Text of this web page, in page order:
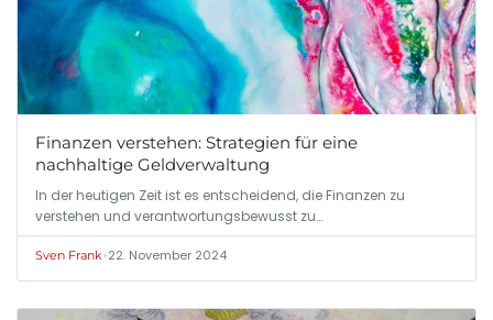
Finanzen verstehen: Strategien für eine
nachhaltige Geldverwaltung
In der heutigen Zeit ist es entscheidend, die Finanzen zu
verstehen und verantwortungsbewusst zu…
Sven Frank•22. November 2024